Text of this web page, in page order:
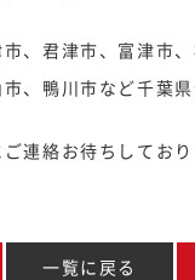
、君津市、富津市
、鴨川市など千葉
連絡お待ちしており
一覧に戻る